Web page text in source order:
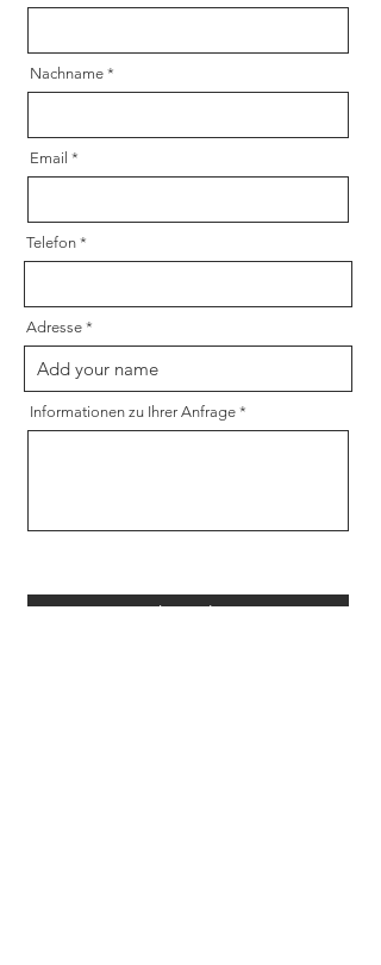
Nachname
Email
Telefon
Adresse
Informationen zu Ihrer Anfrage
Absenden